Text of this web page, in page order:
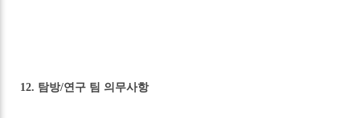
12. 탐방/연구 팀 의무사항